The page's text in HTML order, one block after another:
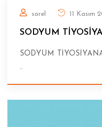
sorel 11 Kasım
SODYUM
SODYUM
..